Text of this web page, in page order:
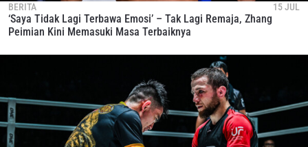
BERITA 15 JUL
‘Saya Tidak Lagi Terbawa Emosi’ – Tak Lagi Remaja, Zhang
Peimian Kini Memasuki Masa Terbaiknya